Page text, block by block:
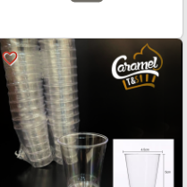
favorite_border